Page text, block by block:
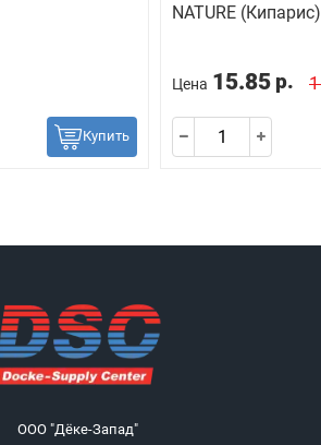
Купить
NATURE (Кипарис)
Цена 15.85 р.
ООО "Дёке-Запад"